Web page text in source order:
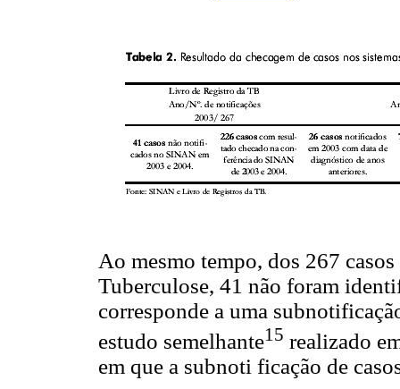
Ao mesmo tempo, dos 267
Tuberculose, 41 não foram
corresponde a uma
estudo semelhante15 realizado
em que a subnoti ficação de